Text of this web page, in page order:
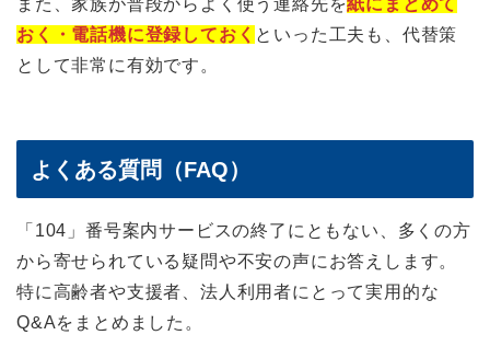
おく・電話機に登録しておく といった工夫も、代替策
として非常に有効です。
よくある質問（FAQ）
「104」番号案内サービスの終了にともない、多くの方
から寄せられている疑問や不安の声にお答えします。
特に高齢者や支援者、法人利用者にとって実用的な
Q&Aをまとめました。